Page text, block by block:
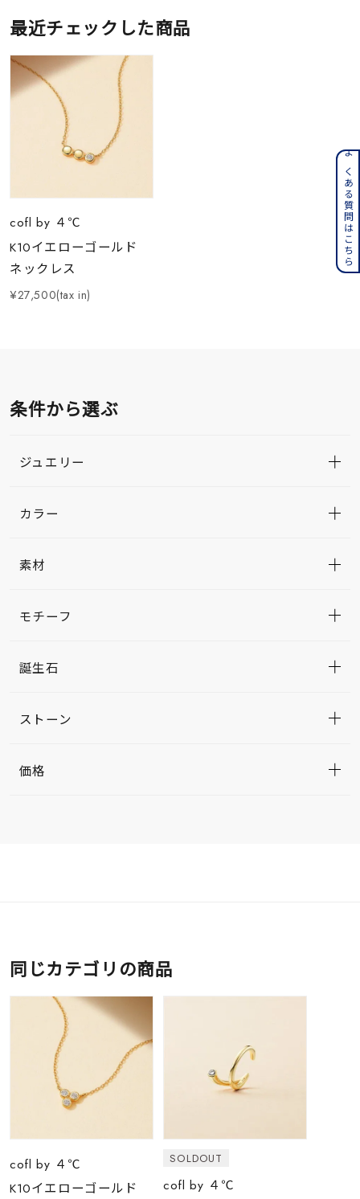
最近チェックした商品
cofl by ４℃
K10イエローゴールド
ネックレス
¥27,500(tax in)
条件から選ぶ
ジュエリー
カラー
素材
モチーフ
誕生石
ストーン
価格
同じカテゴリの商品
cofl by ４℃
K10イエローゴールド
SOLDOUT
cofl by ４℃
よくある質問はこちら